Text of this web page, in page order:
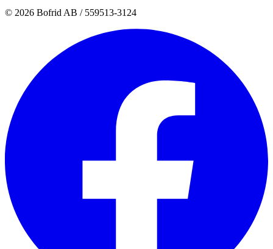
© 2026 Bofrid AB / 559513-3124